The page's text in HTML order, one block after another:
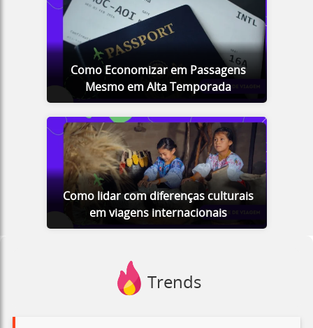
Como Economizar em Passagens
Mesmo em Alta Temporada
Como lidar com diferenças culturais
em viagens internacionais
Trends